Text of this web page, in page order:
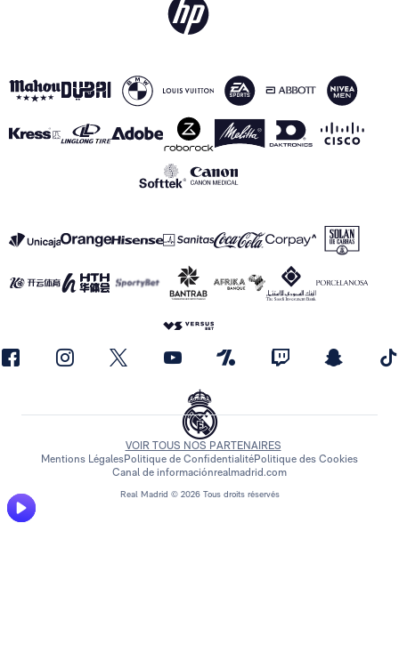
Real Madrid © 2026 Tous droits réservés
VOIR TOUS NOS PARTENAIRES
Mentions LégalesPolitique de ConfidentialitéPolitique des Cookies
Canal de informaciónrealmadrid.com